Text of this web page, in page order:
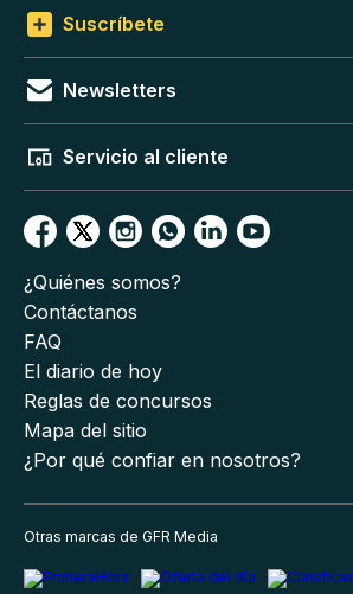
Suscríbete
Newsletters
Servicio al cliente
¿Quiénes somos?
Contáctanos
FAQ
El diario de hoy
Reglas de concursos
Mapa del sitio
¿Por qué confiar en nosotros?
Otras marcas de GFR Media